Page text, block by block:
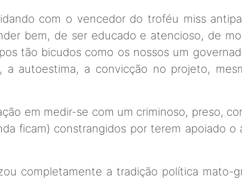
com o vencedor do troféu miss
bem, de ser educado e atencioso, de
tão bicudos como os nossos um
a autoestima, a convicção no projeto,
em medir-se com um criminoso, preso,
ficam) constrangidos por terem apoiado
completamente a tradição política mato-